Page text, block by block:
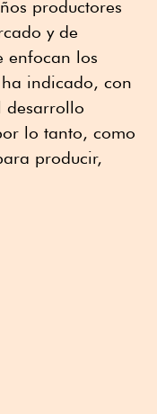
productores
y de
enfocan los
indicado, con
desarrollo
lo tanto, como
producir,